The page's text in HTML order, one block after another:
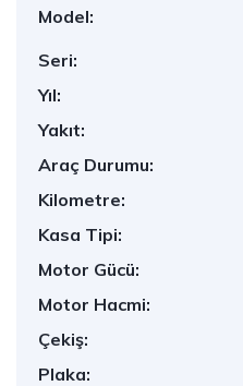
Model:
Seri:
Yıl:
Yakıt:
Araç Durumu:
Kilometre:
Kasa Tipi:
Motor Gücü:
Motor Hacmi:
Çekiş:
Plaka: